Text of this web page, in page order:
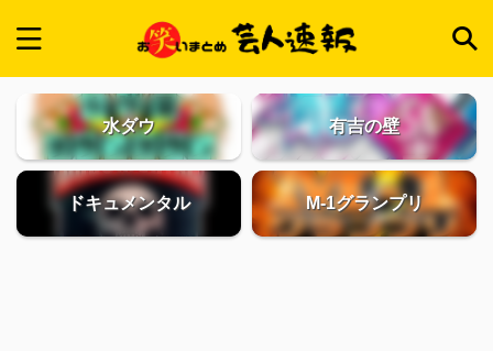
水ダウ 有吉の壁
ドキュメンタル M-1グランプリ